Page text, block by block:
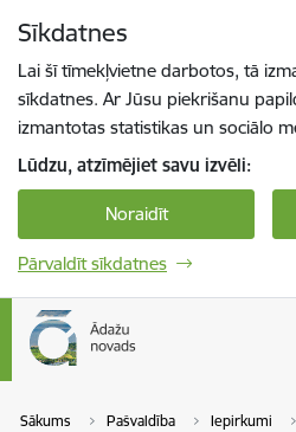
Sīkdatnes
Lai šī tīmekļvietne darbotos, tā
sīkdatnes. Ar Jūsu piekrišanu
izmantotas statistikas un sociālo
Lūdzu, atzīmējiet savu izvēli:
Noraidīt
Pārvaldīt sīkdatnes
Sākums Pašvaldība Iepirkumi